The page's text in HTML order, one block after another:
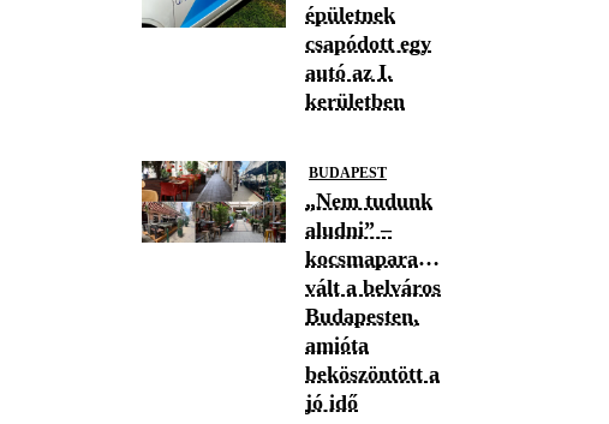
épületnek
csapódott egy
autó az I.
kerületben
BUDAPEST
„Nem tudunk
aludni” –
kocsmaparadicsommá
vált a belváros
Budapesten,
amióta
beköszöntött a
jó idő